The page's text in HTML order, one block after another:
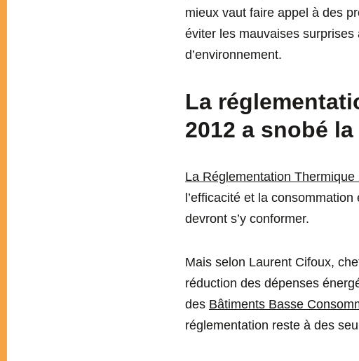
mieux vaut faire appel à des
éviter les mauvaises surprises
d’environnement.
La
2012 a snobé
La Réglementation Thermique
l’efficacité et la
devront s’y conformer.
Mais selon Laurent Cifoux,
réduction des dépenses
des Bâtiments Basse
réglementation reste à des